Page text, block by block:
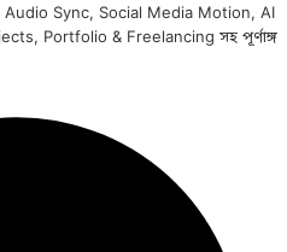
Sync, Social Media Motion, AI
Portfolio & Freelancing সহ পূর্ণাঙ্গ